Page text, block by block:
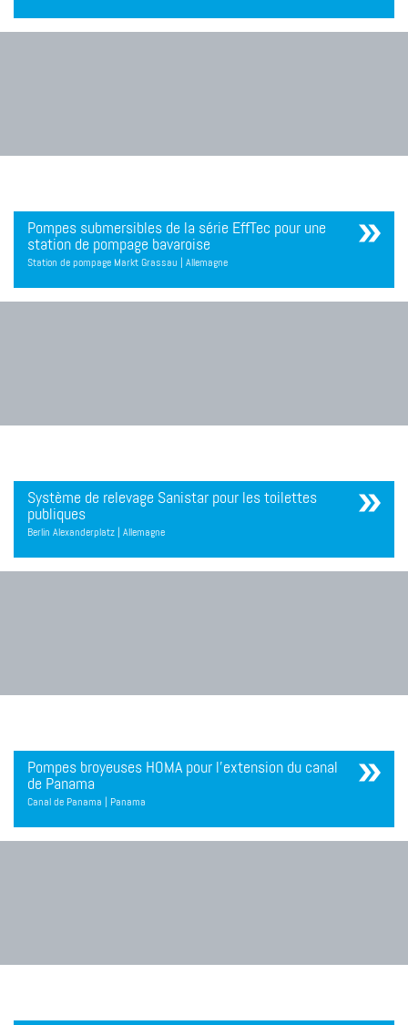
Pompes submersibles de la série EffTec pour une
station de pompage bavaroise
Station de pompage Markt Grassau | Allemagne
Système de relevage Sanistar pour les toilettes
publiques
Berlin Alexanderplatz | Allemagne
Pompes broyeuses HOMA pour l'extension du canal
de Panama
Canal de Panama | Panama